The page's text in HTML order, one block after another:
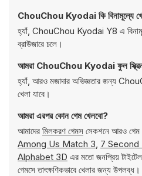
ChouChou Kyodai কি বিনামূল্যে
হ্যাঁ, ChouChou Kyodai Y8 এ
ব্রাউজারে চলে।
আমরা ChouChou Kyodai ফুল স্ক্রিন
হ্যাঁ, আরও মজাদার অভিজ্ঞতার জন্য
খেলা যাবে।
আমরা এরপর কোন গেম খেলবো?
আমাদের মিলকরণ গেমস সেকশনে আরও গেম
Among Us Match 3, 7 Second
Alphabet 3D এর মতো জনপ্রিয়
গেমসে তাৎক্ষণিকভাবে খেলার জন্য উপলব্ধ।